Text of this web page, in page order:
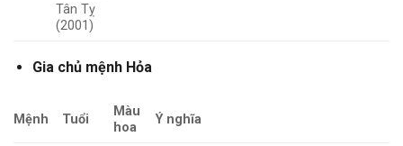
Tân Tỵ
(2001)
Gia chủ mệnh Hỏa
Mệnh Tuổi
Màu
hoa
Ý nghĩa